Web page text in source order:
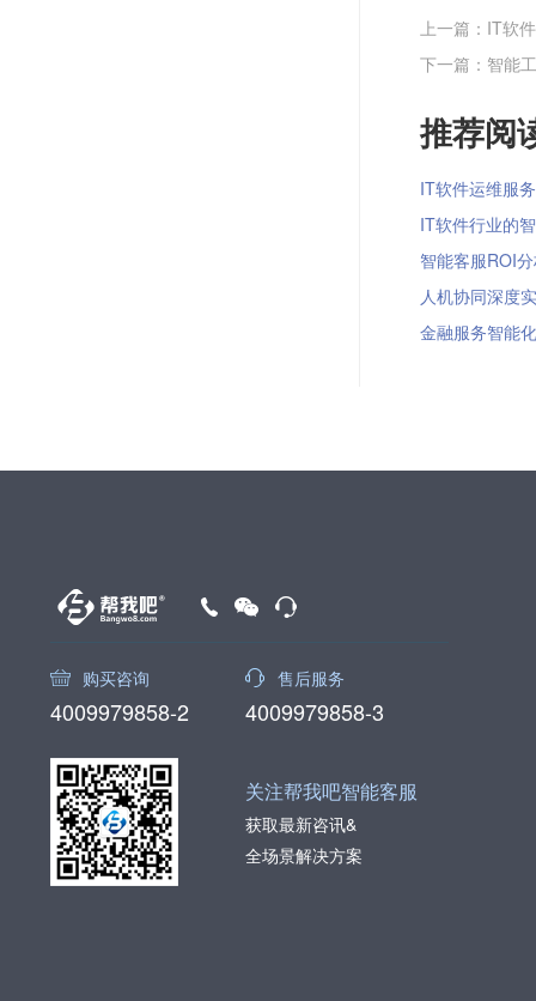
上一篇：​ IT软
下一篇：智能
推荐阅
IT软件运维服
IT软件行业的
智能客服ROI
人机协同深度
金融服务智能
购买咨询
4009979858-2
售后服务
4009979858-3
关注帮我吧智能客服
获取最新咨讯&
全场景解决方案